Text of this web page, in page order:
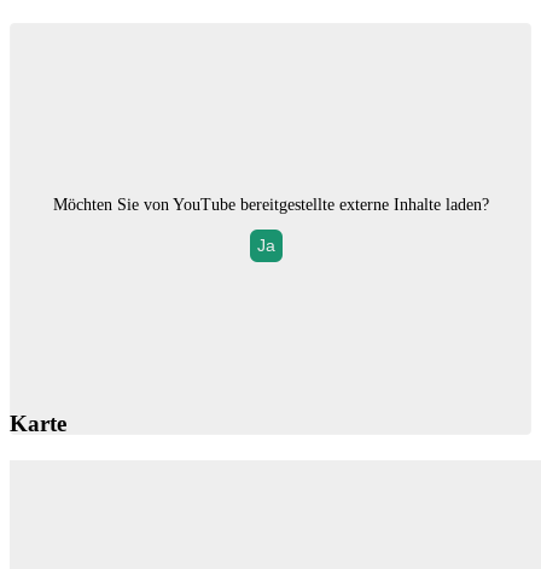
Möchten Sie von YouTubebereitgestellte externe Inhalte laden?
Ja
Karte